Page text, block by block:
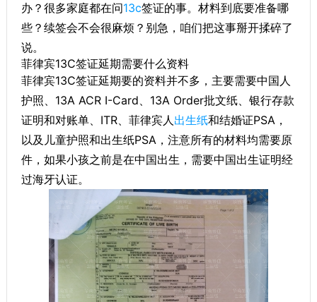
办？很多家庭都在问13c签证的事。材料到底要准备哪
些？续签会不会很麻烦？别急，咱们把这事掰开揉碎了
说。
菲律宾13C签证延期需要什么资料
菲律宾13C签证延期要的资料并不多，主要需要中国人
护照、13A ACR I-Card、13A Order批文纸、银行存款
证明和对账单、ITR、菲律宾人出生纸和结婚证PSA，
以及儿童护照和出生纸PSA，注意所有的材料均需要原
件，如果小孩之前是在中国出生，需要中国出生证明经
过海牙认证。